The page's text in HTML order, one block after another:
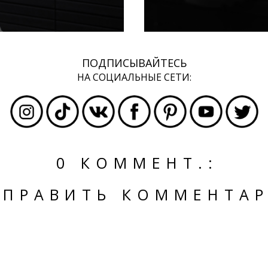
ПОДПИСЫВАЙТЕСЬ
НА СОЦИАЛЬНЫЕ СЕТИ:
0 КОММЕНТ.: